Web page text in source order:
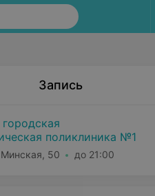
Запись
поликлиника №1
50 до 21:00